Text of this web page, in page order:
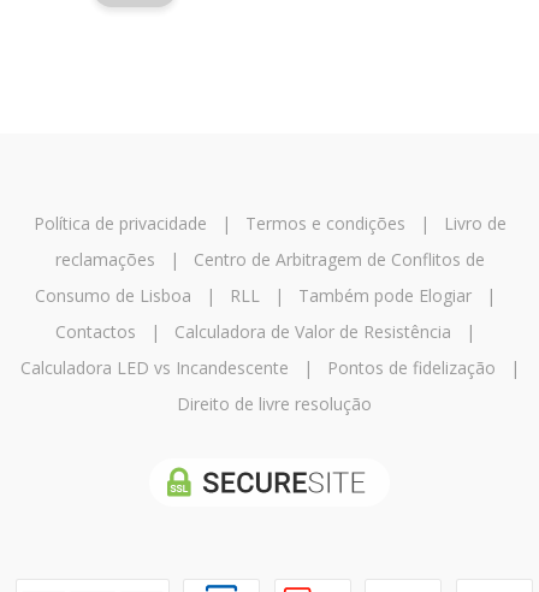
Política de privacidade | Termos e condições |
Livro de
reclamações | Centro de Arbitragem de Conflitos de
Consumo de Lisboa | RLL| Também pode Elogiar|
Contactos | Calculadora de Valor de Resistência |
Calculadora LED vs Incandescente | Pontos de fidelização |
Direito de livre resolução